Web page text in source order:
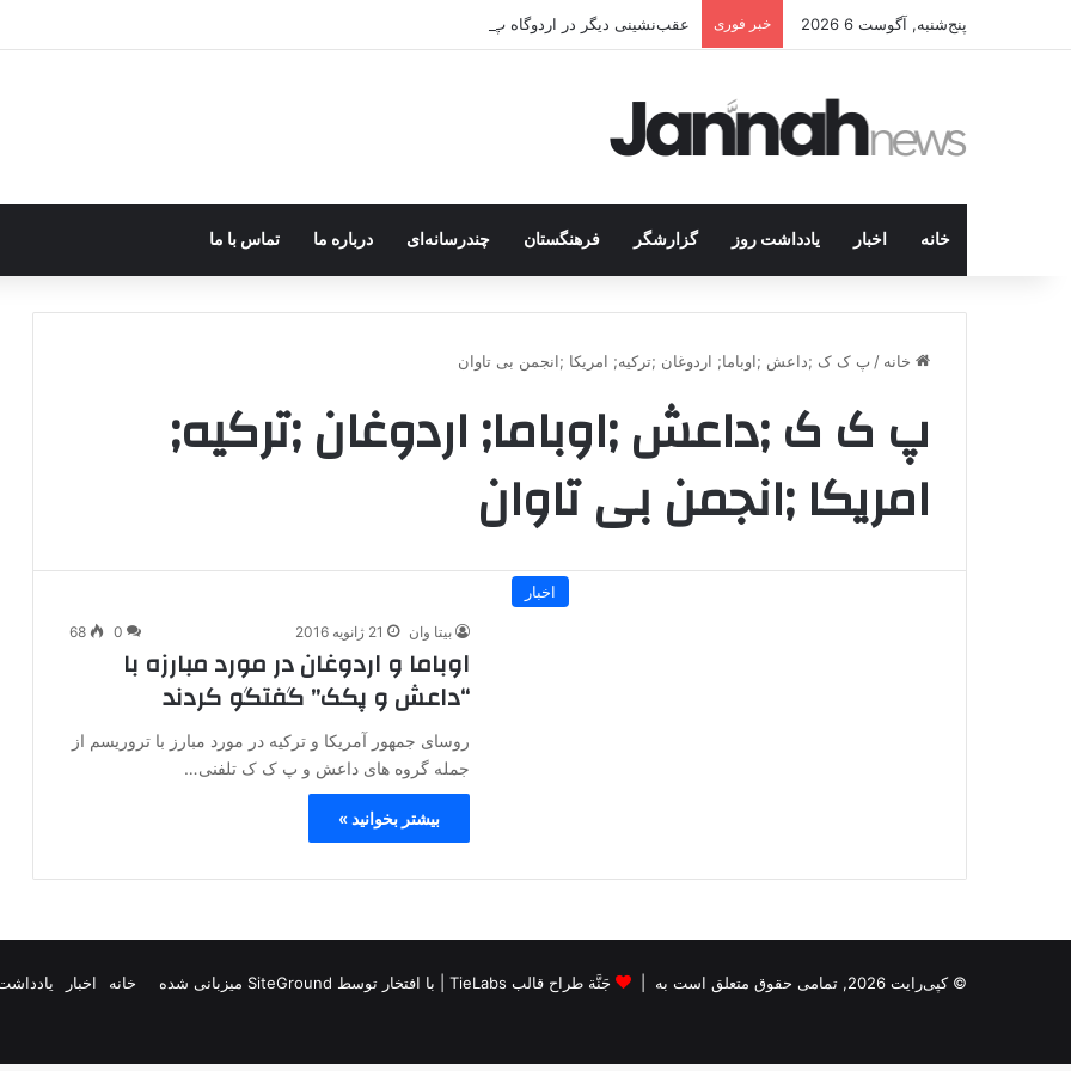
پنج‌شنبه, آگوست 6 2026 خبر فوری عقب‌نشینی دیگر در اردوگاه پ.ک.ک/پژاک؛ YPJ در اختیار جولانی داعشی قرار می گیرد!
خانه اخبار یادداشت روز گزارشگر فرهنگستان چندرسانه‌ای درباره ما تماس با ما
خانه / پ ک ک ;داعش ;اوباما; اردوغان ;ترکیه; امریکا ;انجمن بی تاوان
پ ک ک ;داعش ;اوباما; اردوغان ;ترکیه;
امریکا ;انجمن بی تاوان
اخبار
بیتا وان 21 ژانویه 2016 0
68
اوباما و اردوغان در مورد مبارزه با
“داعش و پ‎ک‎ک” گفتگو کردند
روسای جمهور آمریکا و ترکیه در مورد مبارز با تروریسم از
جمله گروه های داعش و پ ک ک تلفنی…
بیشتر بخوانید »
© کپی‌رایت 2026, تمامی حقوق متعلق است به | جَنَّة طراح قالب TieLabs | با افتخار توسط SiteGround میزبانی شده خانه اخبار